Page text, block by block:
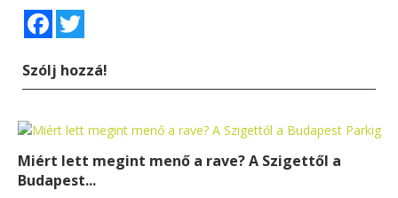
Facebook
Szólj hozzá!
Miért lett megint menő a rave? A Szigettől a
Budapest...